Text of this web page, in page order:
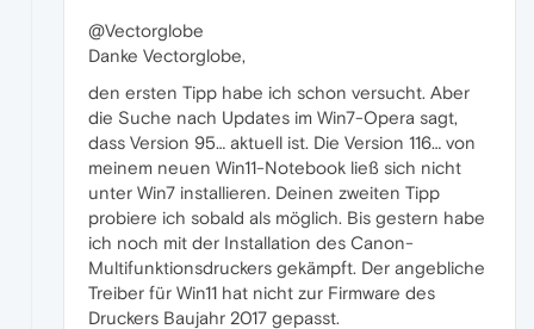
@Vectorglobe
Danke Vectorglobe,
den ersten Tipp habe ich schon versucht. Aber
die Suche nach Updates im Win7-Opera sagt,
dass Version 95… aktuell ist. Die Version 116… von
meinem neuen Win11-Notebook ließ sich nicht
unter Win7 installieren. Deinen zweiten Tipp
probiere ich sobald als möglich. Bis gestern habe
ich noch mit der Installation des Canon-
Multifunktionsdruckers gekämpft. Der angebliche
Treiber für Win11 hat nicht zur Firmware des
Druckers Baujahr 2017 gepasst.